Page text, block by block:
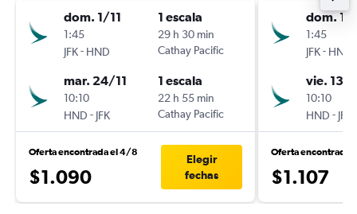
dom. 1/11
1:45
JFK- HND
1 escala
29 h 30 min
Cathay Pacific
mar. 24/11
10:10
HND - JFK
1 escala
22 h 55 min
Cathay Pacific
Oferta encontrada el 4/8
$1.090
Elegir
fechas
dom. 1/
1:45
JFK- HND
vie. 13/
10:10
HND - JFK
Oferta encontrada
$1.107